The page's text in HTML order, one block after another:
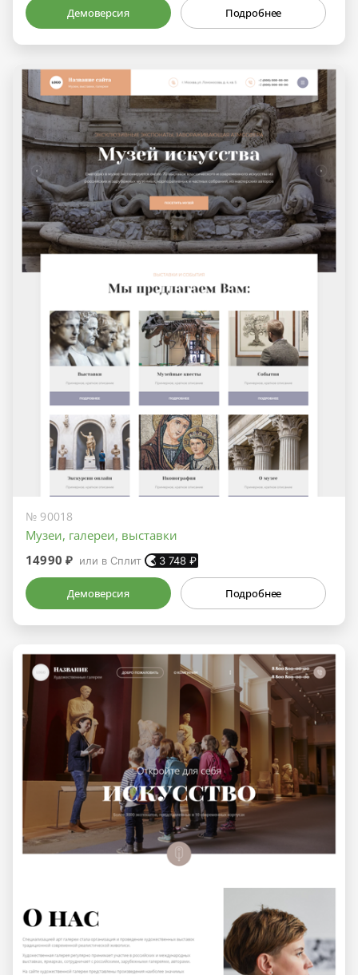
Демоверсия Подробнее
№ 90018
Музеи, галереи, выставки
14990 ₽ или в Сплит 3 748 ₽
Демоверсия Подробнее